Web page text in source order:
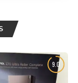
9.0